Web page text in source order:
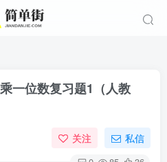
一位数复习题1（人教
关注 私信